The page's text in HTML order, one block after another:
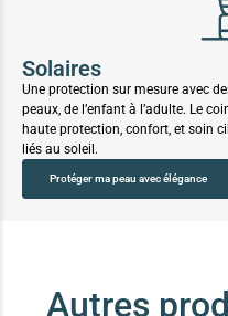
Solaires
Une protection sur mesure avec
peaux, de l’enfant à l’adulte. Le
haute protection, confort, et soin
liés au soleil.
Protéger ma peau avec élégance
Autres